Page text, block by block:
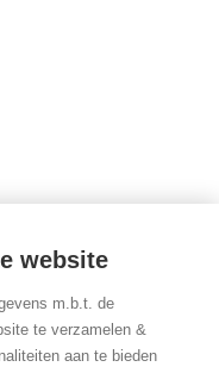
website
m.b.t. de
te verzamelen &
aan te bieden